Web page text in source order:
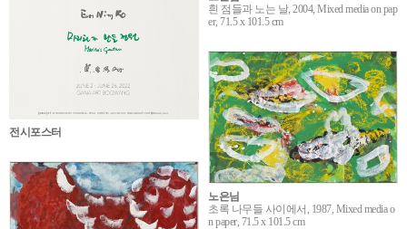
전시포스터
흰 점들과 노는 날, 2004, Mixed media on pap
er, 71.5 x 101.5 cm
노은님
초록 나무들 사이에서, 1987, Mixed media o
n paper, 71.5 x 101.5 cm